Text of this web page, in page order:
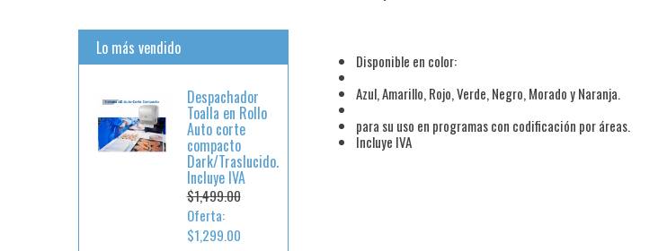
Lo más vendido
Despachador
Toalla en Rollo
Auto corte
compacto
Dark/Traslucido.
Incluye IVA
$1,499.00
Oferta:
$1,299.00
Disponible en color:
Azul, Amarillo, Rojo, Verde, Negro, Morado y Naranja.
para su uso en programas con codificación por áreas.
Incluye IVA